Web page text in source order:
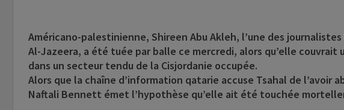
Américano-palestinienne, Shireen Abu Akleh, l’une des
Al-Jazeera, a été tuée par balle ce mercredi, alors qu’elle couvrait
dans un secteur tendu de la Cisjordanie occupée.
Alors que la chaîne d’information qatarie accuse Tsahal de l’avoir
Naftali Bennett émet l’hypothèse qu’elle ait été touchée